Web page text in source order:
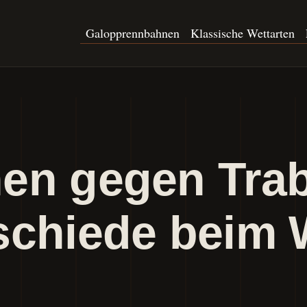
Galopprennbahnen Klassische Wettarten
gegen
beim